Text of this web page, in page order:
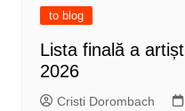
to blog
Lista finală a
2026
Cristi Dorombach